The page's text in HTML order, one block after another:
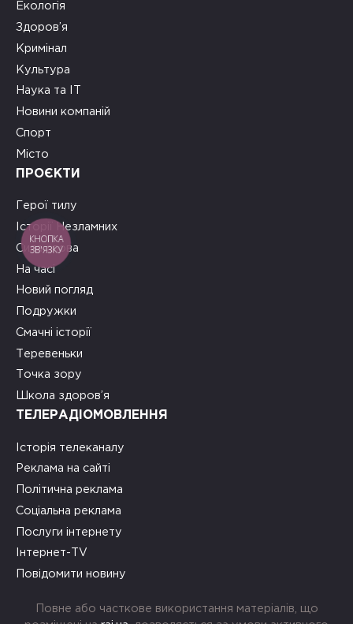
Екологія
Здоров’я
Кримінал
Культура
Наука та ІТ
Новини компаній
Спорт
Місто
ПРОЄКТИ
Герої тилу
Історії Незламних
Сила слова
На часі
Новий погляд
Подружки
Смачні історії
Теревеньки
Точка зору
Школа здоров’я
ТЕЛЕРАДІОМОВЛЕННЯ
Історія телеканалу
Реклама на сайті
Політична реклама
Соціальна реклама
Послуги інтернету
Інтернет-TV
Повідомити новину
Повне або часткове використання матеріалів, що
КНОПКА
ЗВ'ЯЗКУ